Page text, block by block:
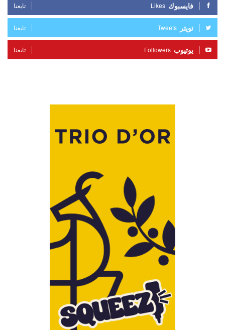
فايسبوك Likes تابعنا
تويتر Tweets تابعنا
يوتيوب Followers تابعنا